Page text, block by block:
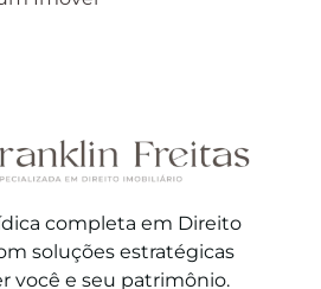
completa em Direito
soluções estratégicas
você e seu patrimônio.